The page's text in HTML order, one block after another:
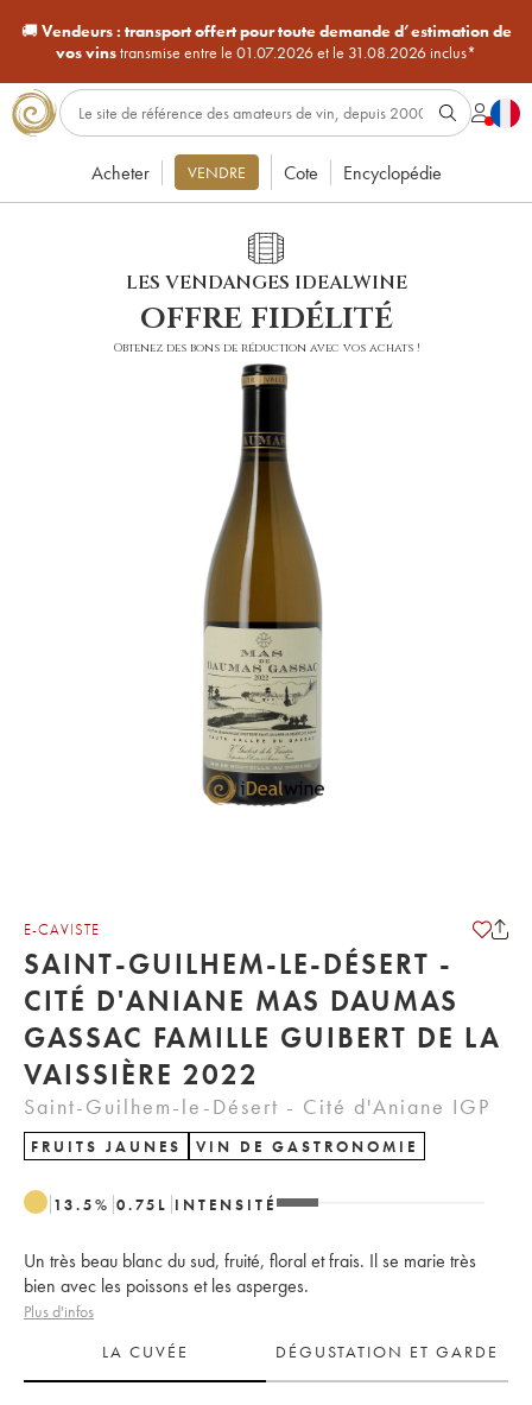
🚚Vendeurs : transport offert pour toute demande d’estimation de
vos vinstransmise entre le 01.07.2026 et le 31.08.2026 inclus*
Acheter VENDRE Cote Encyclopédie
LES VENDANGES IDEALWINE
offre fidélité
Obtenez des bons de réduction avec vos achats !
E-CAVISTE
SAINT-GUILHEM-LE-DÉSERT -
CITÉ D'ANIANE MAS DAUMAS
GASSAC FAMILLE GUIBERT DE LA
VAISSIÈRE 2022
Saint-Guilhem-le-Désert - Cité d'Aniane IGP
FRUITS JAUNES VIN DE GASTRONOMIE
13.5% 0.75 L INTENSITÉ
Un très beau blanc du sud, fruité, floral et frais. Il se marie très
bien avec les poissons et les asperges.
Plus d'infos
LA CUVÉE
DÉGUSTATION ET GARDE